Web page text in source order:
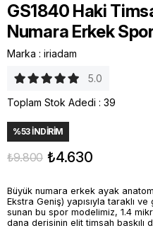
GS1840 Haki
Numara Erkek
Marka : iriadam
5.0
Toplam Stok Adedi : 39
%53İNDIRIM
₺9.800 ₺4.630
Büyük numara erkek ayak
Ekstra Geniş) yapısıyla taraklı
sunan bu spor modelimiz, 1.4
dana derisinin elit timsah baskılı